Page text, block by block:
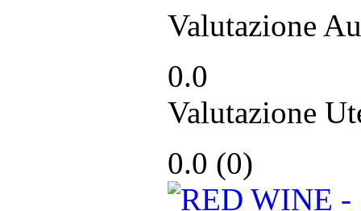
Valutazione
0.0
Valutazione
0.0 (0)